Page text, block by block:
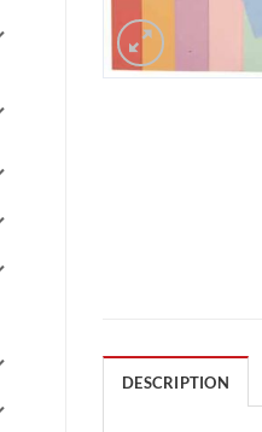
DESCRIPTION